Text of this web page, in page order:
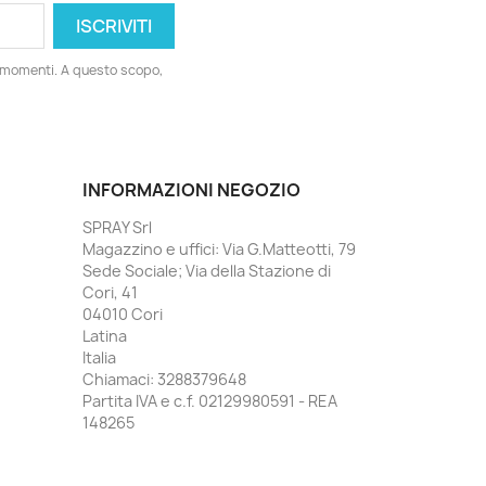
A questo scopo,
INFORMAZIONI NEGOZIO
SPRAY Srl
Magazzino e uffici: Via G.Matteotti, 79
Sede Sociale; Via della Stazione di
Cori, 41
04010 Cori
Latina
Italia
Chiamaci: 3288379648
Partita IVA e c.f. 02129980591 - REA
148265